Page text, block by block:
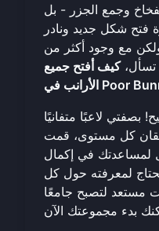
وجمع الجزر - بل
فتح شكل جديد ونادر
ولكن مع وجود أكثر من
كيف أفتح جميع
بصفتي لاعبًا متفانيًا
كل مستوى، قمت
لمساعدتك في إكمال
لمعرفته حول كل
مستعد لتصبح جامعًا
بدء مجموعتك